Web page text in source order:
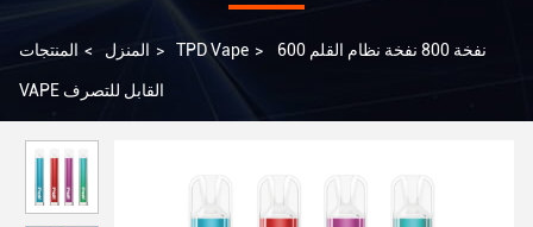
المنزل > المنتجات > TPD Vape > 600 نفخة 800 نفخة نظام القلم
VAPE القابل للتصرف